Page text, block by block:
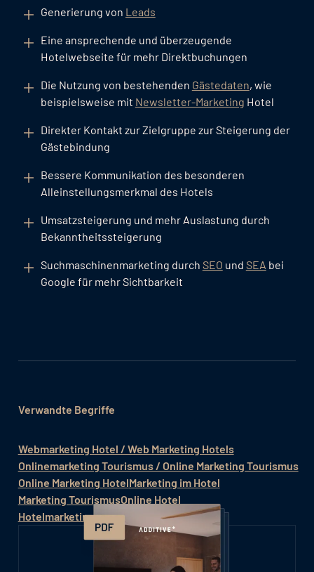
Generierung von Leads
Eine ansprechende und überzeugende
Hotelwebseite für mehr Direktbuchungen
Die Nutzung von bestehenden Gästedaten, wie
beispielsweise mit Newsletter-Marketing Hotel
Direkter Kontakt zur Zielgruppe zur Steigerung der
Gästebindung
Bessere Kommunikation des besonderen
Alleinstellungsmerkmal des Hotels
Umsatzsteigerung und mehr Auslastung durch
Bekanntheitssteigerung
Suchmaschinenmarketing durch SEO und SEA bei
Google für mehr Sichtbarkeit
Verwandte Begriffe
Webmarketing Hotel / Web Marketing Hotels
Onlinemarketing Tourismus / Online Marketing Tourismus
Online Marketing HotelMarketing im Hotel
Marketing TourismusOnline Hotel
Hotelmarketing / Hotel Marketing